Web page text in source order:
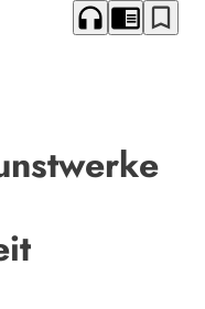
headphones chrome_reader_mode bookmark_border